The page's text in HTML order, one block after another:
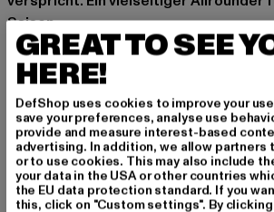
Saison.
Anlass: Alltag
Muster: Unifarben
Stoff: Feinstrick
Marke: Flexfit
Kat.: Beanies
Farbe: blau
Hersteller Farbe: navy
Materialzusammensetzung: 100%
GREAT TO SEE
HERE!
DefShop uses cookies to improve your
save your preferences, analyse use
provide and measure interest-based
advertising. In addition, we allow partners
or to use cookies. This may also include
your data in the USA or other countries
the EU data protection standard. If you
this, click on "Custom settings". By